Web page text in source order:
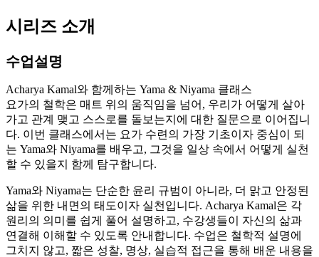
시리즈 소개
수업설명
Acharya Kamal와 함께하는 Yama & Niyama 클래스
요가의 철학은 매트 위의 움직임을 넘어, 우리가 어떻게 살아
가고 관계 맺고 스스로를 돌보는지에 대한 질문으로 이어집니
다. 이번 클래스에서는 요가 수련의 가장 기초이자 중심이 되
는 Yama와 Niyama를 배우고, 그것을 일상 속에서 어떻게 실천
할 수 있을지 함께 탐구합니다.
Yama와 Niyama는 단순한 윤리 규범이 아니라, 더 맑고 안정된
삶을 위한 내면의 태도이자 실천입니다. Acharya Kamal은 각
원리의 의미를 쉽게 풀어 설명하고, 수강생들이 자신의 삶과
연결해 이해할 수 있도록 안내합니다. 수업은 철학적 설명에
그치지 않고, 짧은 성찰, 명상, 실습적 접근을 통해 배운 내용을